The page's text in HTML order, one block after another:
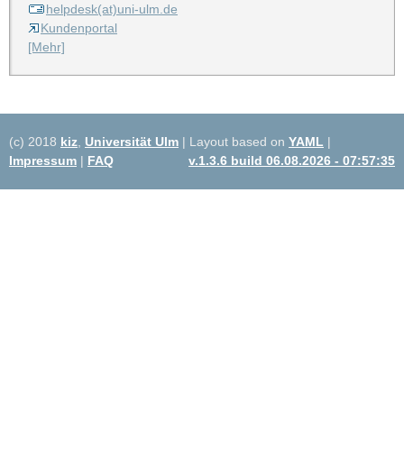
helpdesk(at)uni-ulm.de
Kundenportal
[Mehr]
(c) 2018 kiz Universität Ulm | Layout based on YAML |
Impressum | FAQ v.1.3.6 build 06.08.2026 - 07:57:35